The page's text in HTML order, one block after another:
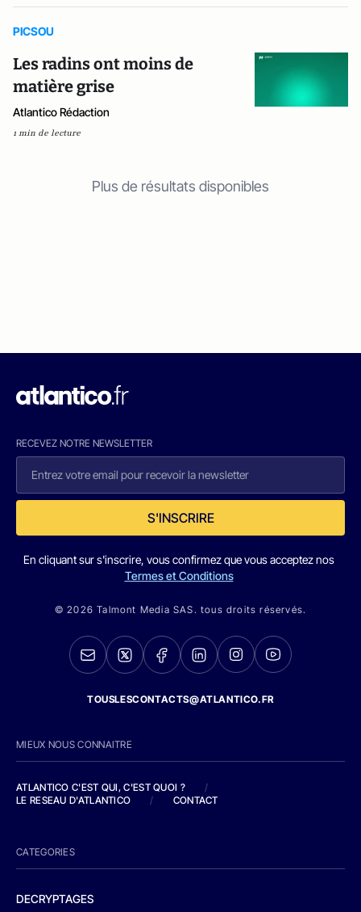
PICSOU
Les radins ont moins de
matière grise
Atlantico Rédaction
1 min de lecture
Plus de résultats disponibles
RECEVEZ NOTRE NEWSLETTER
S'INSCRIRE
En cliquant sur s'inscrire, vous confirmez que vous acceptez nos
Termes et Conditions
© 2026 Talmont Media SAS. tous droits réservés.
TOUSLESCONTACTS@ATLANTICO.FR
MIEUX NOUS CONNAITRE
ATLANTICO C'EST QUI, C'EST QUOI ?
/
LE RESEAU D'ATLANTICO
/ CONTACT
CATEGORIES
DECRYPTAGES